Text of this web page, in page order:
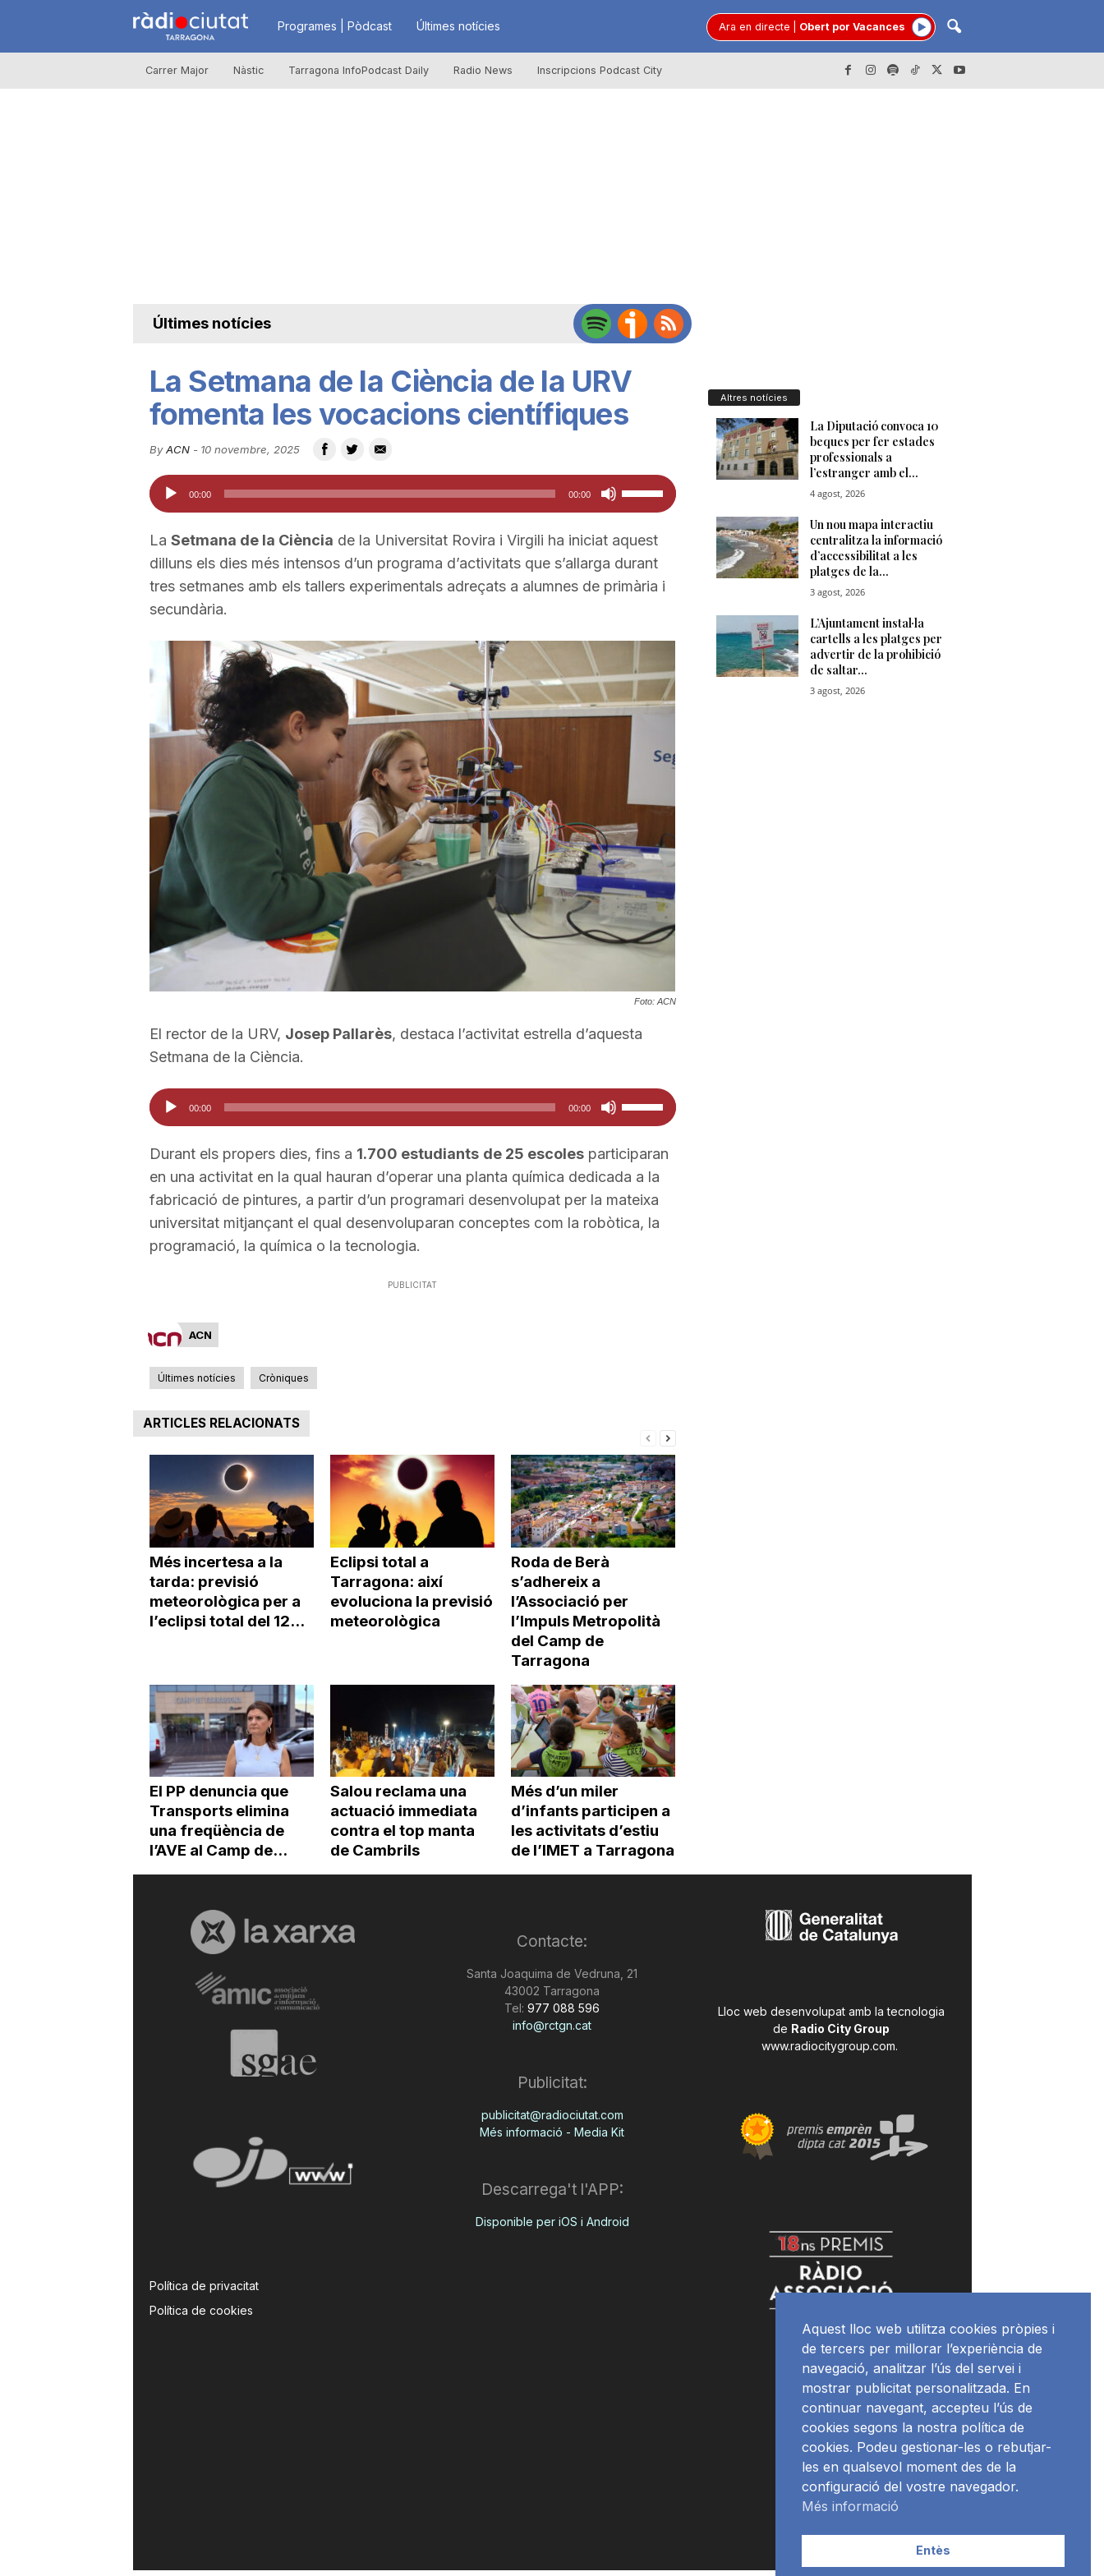
R
à
u
t
a
e
a
a
Programes | Pòdcast Últimes notícies Ara en directe Obert por Vacances
Carrer Major Nàstic Tarragona InfoPodcast Daily Radio News Inscripcions Podcast City
Últimes notícies
La Setmana de la Ciència de la URV
fomenta les vocacions científiques
By ACN- 10 novembre, 2025
Reproductor
d'àudio
00:00 00:00
Feu
servir
les
tecles
de
avall
per
a
incrementar
o
disminuir
el
volum.
La Setmana de la Ciència de la Universitat Rovira i Virgili ha iniciat aquest
dilluns els dies més intensos d’un programa d’activitats que s’allarga durant
tres setmanes amb els tallers experimentals adreçats a alumnes de primària i
secundària.
Foto: ACN
El rector de la URV, Josep Pallarès, destaca l’activitat estrella d’aquesta
Setmana de la Ciència.
Reproductor
d'àudio
00:00 00:00
Feu
servir
les
tecles
de
fletxa
volum.
Durant els propers dies, fins a 1.700 estudiants de 25 escolesparticiparan
en una activitat en la qual hauran d’operar una planta química dedicada a la
fabricació de pintures, a partir d’un programari desenvolupat per la mateixa
universitat mitjançant el qual desenvoluparan conceptes com la robòtica, la
programació, la química o la tecnologia.
PUBLICITAT
ACN
Últimes notícies Cròniques
ARTICLES RELACIONATS
Més incertesa a la
tarda: previsió
meteorològica per a
l’eclipsi total del 12...
Eclipsi total a
Tarragona: així
evoluciona la previsió
meteorològica
Roda de Berà
s’adhereix a
l’Associació per
l’Impuls Metropolità
del Camp de
Tarragona
El PP denuncia que
Transports elimina
una freqüència de
l’AVE al Camp de...
Salou reclama una
actuació immediata
contra el top manta
de Cambrils
Més d’un miler
d’infants participen a
les activitats d’estiu
de l’IMET a Tarragona
Altres notícies
Política de privacitat
Política de cookies
Contacte:
Santa Joaquima de Vedruna, 21
43002 Tarragona
Tel: 977 088 596
info@rctgn.cat
Publicitat:
publicitat@radiociutat.com
Més informació - Media Kit
Descarrega't l'APP:
Disponible per iOS i Android
Lloc web desenvolupat amb la tecnologia
de Radio City Group
www.radiocitygroup.com.
Aquest lloc web utilitza cookies pròpies i
de tercers per millorar l’experiència de
navegació, analitzar l’ús del servei i
mostrar publicitat personalitzada. En
continuar navegant, accepteu l’ús de
cookies segons la nostra política de
cookies. Podeu gestionar-les o rebutjar-
les en qualsevol moment des de la
configuració del vostre navegador.
Més informació
Entès